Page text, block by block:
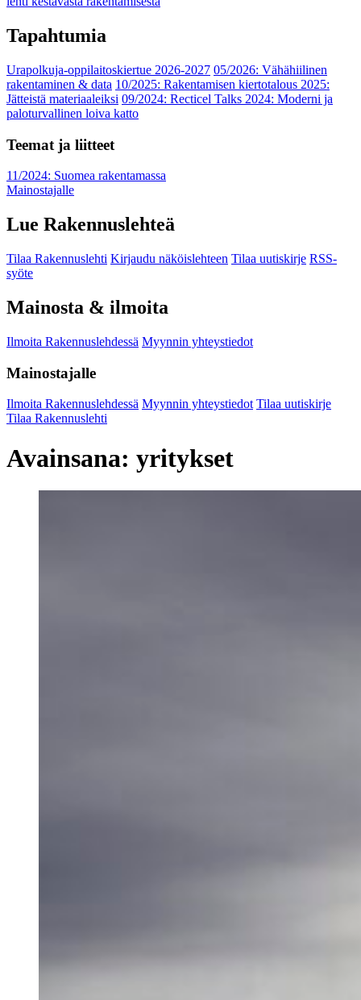
Tapahtumia
Urapolkuja-oppilaitoskiertue 2026-2027 05/2026: Vähähiilinen
rakentaminen & data 10/2025: Rakentamisen kiertotalous 2025:
Jätteistä materiaaleiksi 09/2024: Recticel Talks 2024: Moderni ja
paloturvallinen loiva katto
Teemat ja liitteet
11/2024: Suomea rakentamassa
Mainostajalle
Lue Rakennuslehteä
Tilaa Rakennuslehti Kirjaudu näköislehteen Tilaa uutiskirje RSS-
syöte
Mainosta & ilmoita
Ilmoita Rakennuslehdessä Myynnin yhteystiedot
Mainostajalle
Ilmoita Rakennuslehdessä Myynnin yhteystiedot Tilaa uutiskirje
Tilaa Rakennuslehti
Avainsana: yritykset